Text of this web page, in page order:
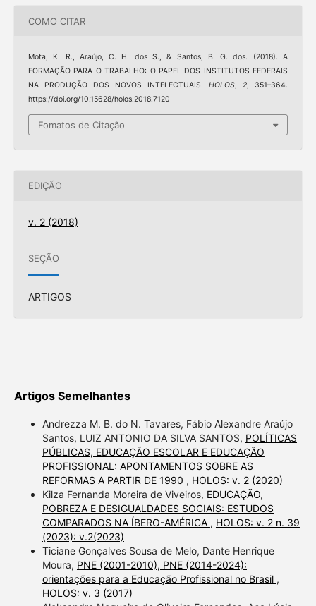
COMO CITAR
Mota, K. R., Araújo, C. H. dos S., & Santos, B. G. dos. (2018). A
FORMAÇÃO PARA O TRABALHO: O PAPEL DOS INSTITUTOS FEDERAIS
NA PRODUÇÃO DOS NOVOS INTELECTUAIS.HOLOS,2, 351–364.
https://doi.org/10.15628/holos.2018.7120
Fomatos de Citação
EDIÇÃO
v. 2 (2018)
SEÇÃO
ARTIGOS
Artigos Semelhantes
Andrezza M. B. do N. Tavares, Fábio Alexandre Araújo
Santos, LUIZ ANTONIO DA SILVA SANTOS, POLÍTICAS
PÚBLICAS, EDUCAÇÃO ESCOLAR E EDUCAÇÃO
PROFISSIONAL: APONTAMENTOS SOBRE AS
REFORMAS A PARTIR DE 1990 , HOLOS: v. 2 (2020)
Kilza Fernanda Moreira de Viveiros, EDUCAÇÃO,
POBREZA E DESIGUALDADES SOCIAIS: ESTUDOS
COMPARADOS NA ÍBERO-AMÉRICA , HOLOS: v. 2 n. 39
(2023): v.2(2023)
Ticiane Gonçalves Sousa de Melo, Dante Henrique
Moura, PNE (2001-2010), PNE (2014-2024):
orientações para a Educação Profissional no Brasil ,
HOLOS: v. 3 (2017)